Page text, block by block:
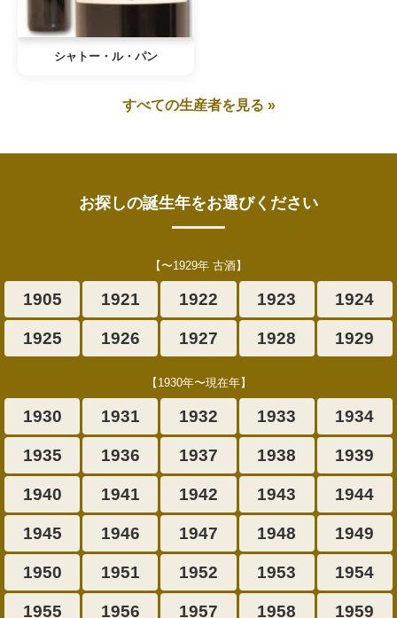
シャトー・ル・パン
すべての生産者を見る »
お探しの誕生年をお選びください
【〜1929年 古酒】
1905 1921 1922 1923 1924
1925 1926 1927 1928 1929
【1930年〜現在年】
1930 1931 1932 1933 1934
1935 1936 1937 1938 1939
1940 1941 1942 1943 1944
1945 1946 1947 1948 1949
1950 1951 1952 1953 1954
1955 1956 1957 1958 1959